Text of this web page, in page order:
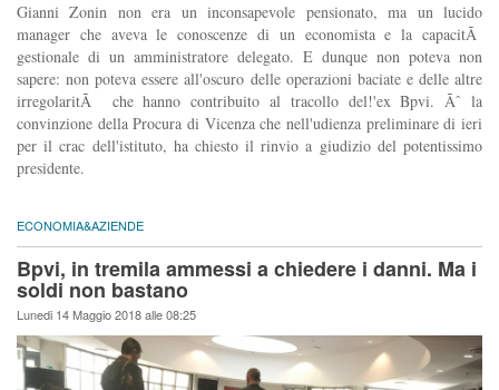
Gianni Zonin non era un inconsapevole pensionato, ma un lucido
manager che aveva le conoscenze di un economista e la capacitÃ
gestionale di un amministratore delegato. E dunque non poteva non
sapere: non poteva essere all'oscuro delle operazioni baciate e delle altre
irregolaritÃ che hanno contribuito al tracollo del!'ex Bpvi. Ãˆ la
convinzione della Procura di Vicenza che nell'udienza preliminare di ieri
per il crac dell'istituto, ha chiesto il rinvio a giudizio del potentissimo
presidente.
ECONOMIA&AZIENDE
Bpvi, in tremila ammessi a chiedere i danni. Ma i
soldi non bastano
Lunedi 14 Maggio 2018 alle 08:25